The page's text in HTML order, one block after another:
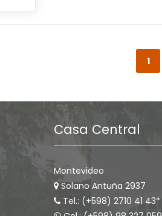
1
Casa Central
Montevideo
Solano Antuña 2937
Tel.: (+598) 2710 41 43*